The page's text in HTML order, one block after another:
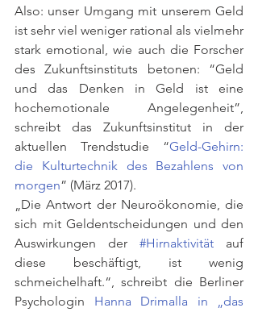
Also: unser Umgang mit unserem Geld
ist sehr viel weniger rational als vielmehr
stark emotional, wie auch die Forscher
des Zukunftsinstituts betonen: “Geld
und das Denken in Geld ist eine
hochemotionale Angelegenheit”,
schreibt das Zukunftsinstitut in der
aktuellen Trendstudie “Geld-Gehirn:
die Kulturtechnik des Bezahlens von
morgen” (März 2017).
„Die Antwort der Neuroökonomie, die
sich mit Geldentscheidungen und den
Auswirkungen der #Hirnaktivität auf
diese beschäftigt, ist wenig
schmeichelhaft.“, schreibt die Berliner
Psychologin Hanna Drimalla in „das